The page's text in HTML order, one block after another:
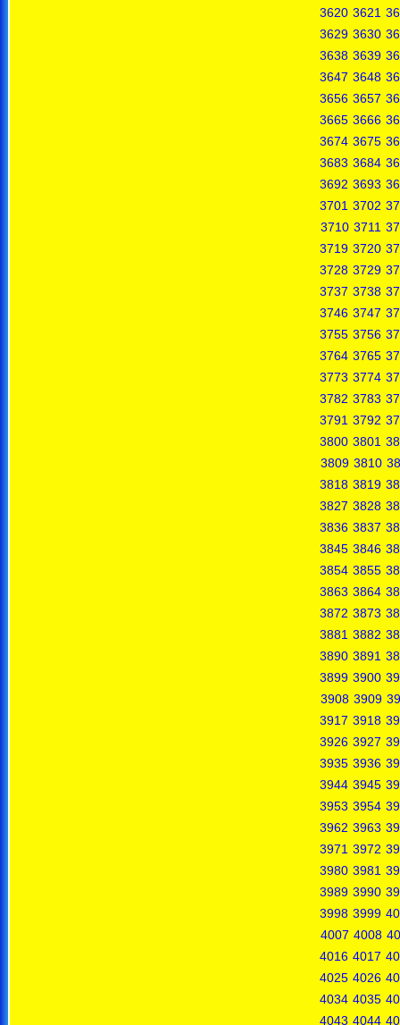
3620 3621
3629 3630
3638 3639
3647 3648
3656 3657
3665 3666
3674 3675
3683 3684
3692 3693
3701 3702
3710 3711
3719 3720
3728 3729
3737 3738
3746 3747
3755 3756
3764 3765
3773 3774
3782 3783
3791 3792
3800 3801
3809 3810
3818 3819
3827 3828
3836 3837
3845 3846
3854 3855
3863 3864
3872 3873
3881 3882
3890 3891
3899 3900
3908 3909
3917 3918
3926 3927
3935 3936
3944 3945
3953 3954
3962 3963
3971 3972
3980 3981
3989 3990
3998 3999
4007 4008
4016 4017
4025 4026
4034 4035
4043 4044